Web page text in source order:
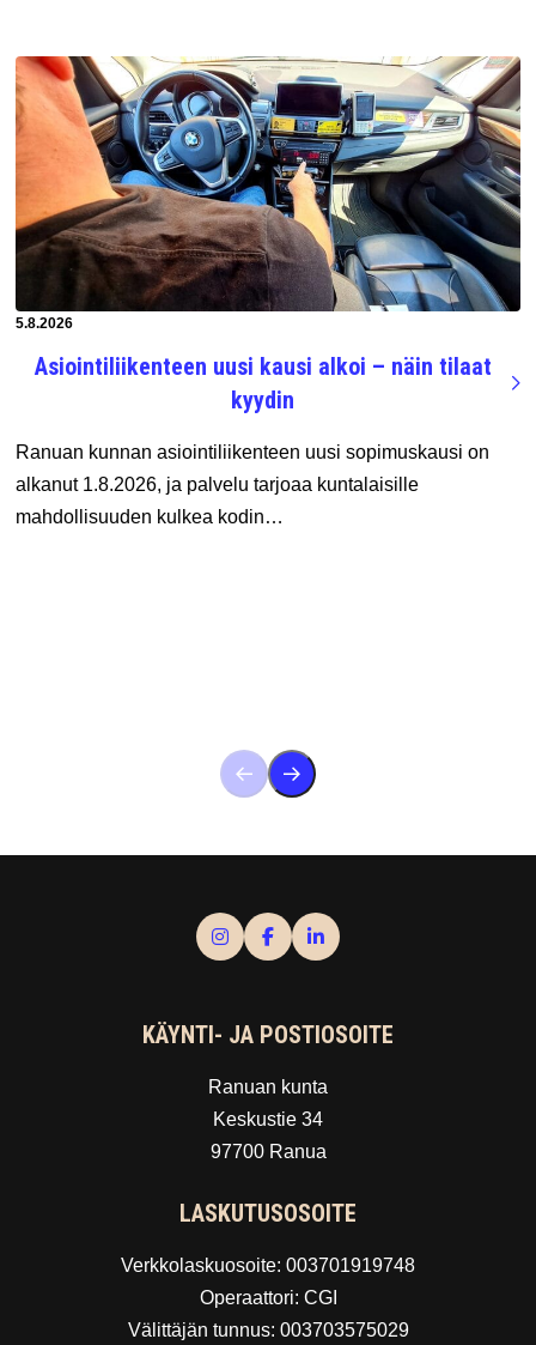
Artikkeli luotu:
5.8.2026
Asiointiliikenteen uusi kausi alkoi – näin tilaat
kyydin
Ranuan kunnan asiointiliikenteen uusi sopimuskausi on
alkanut 1.8.2026, ja palvelu tarjoaa kuntalaisille
mahdollisuuden kulkea kodin…
KÄYNTI- JA POSTIOSOITE
Ranuan kunta
Keskustie 34
97700 Ranua
LASKUTUSOSOITE
Verkkolaskuosoite: 003701919748
Operaattori: CGI
Välittäjän tunnus: 003703575029